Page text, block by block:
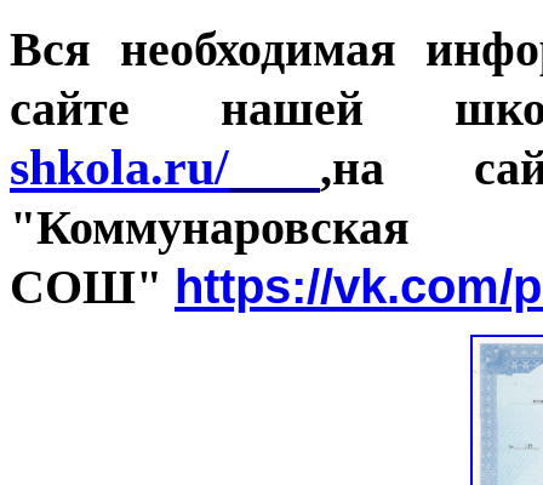
Вся необходимая
сайте нашей
shkola.ru/
,на
"Коммунаровская
СОШ" https://vk.com/